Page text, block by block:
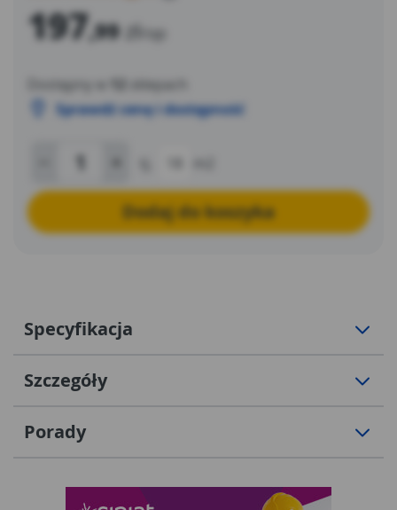
197,99 zł /op
Dostępny w
sklepach
Sprawdź cenę i dostępność
Dodaj do koszyka
Specyfikacja
Szczegóły
Porady